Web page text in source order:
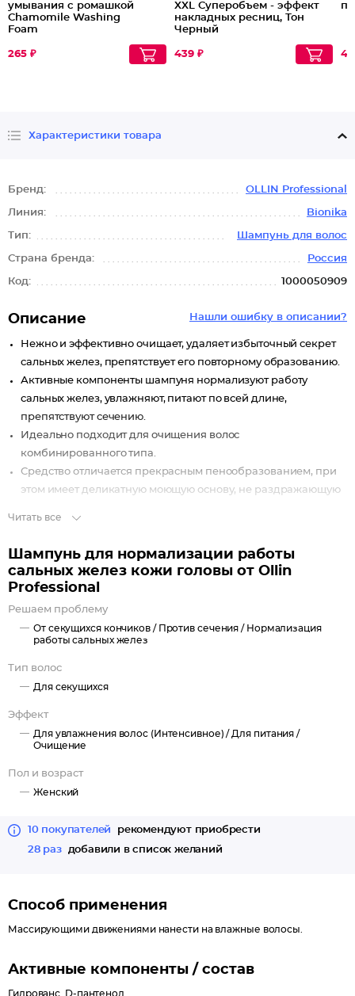
умывания с ромашкой
Chamomile Washing
Foam
265 ₽
XXL Суперобъем - эффект
накладных ресниц, Тон
Черный
439 ₽
Характеристики товара
Бренд: OLLIN Professional
Линия: Bionika
Тип: Шампунь для волос
Страна бренда: Россия
Код: 1000050909
Нашли ошибку в описании?
Описание
Нежно и эффективно очищает, удаляет избыточный секрет
сальных желез, препятствует его повторному образованию.
Активные компоненты шампуня нормализуют работу
сальных желез, увлажняют, питают по всей длине,
препятствуют сечению.
Идеально подходит для очищения волос
комбинированного типа.
Средство отличается прекрасным пенообразованием, при
этом имеет деликатную моющую основу, не раздражающую
В состав входит интенсивный ухаживающий комплекс,
направленный на одновременное решение двух проблем:
сухости волос на кончиках и жирности у корней.
Коктейль из провитамина В5 и растительных экстрактов берет
под контроль функции сальных желез, нормализует
количество вырабатываемой ими секреции, снимает
свойственные жирной коже воспаление и раздражение,
За счет способности пантенола проносить влагу в сердце
каждого волоска, шампунь отлично увлажняет сухие локоны,
мягкость и гладкость, насыщенный блеск и эластичность.
Читать все
Шампунь для нормализации работы
сальных желез кожи головы от Ollin
Professional
Решаем проблему
От секущихся кончиков / Против сечения / Нормализация
работы сальных желез
Тип волос
Для секущихся
Эффект
Для увлажнения волос (Интенсивное) / Для питания /
Очищение
Пол и возраст
Женский
10 покупателей
рекомендуют приобрести
28 раз
добавили в список желаний
Способ применения
Массирующими движениями нанести на влажные волосы.
Активные компоненты / состав
Гидрованс, D-пантенол.